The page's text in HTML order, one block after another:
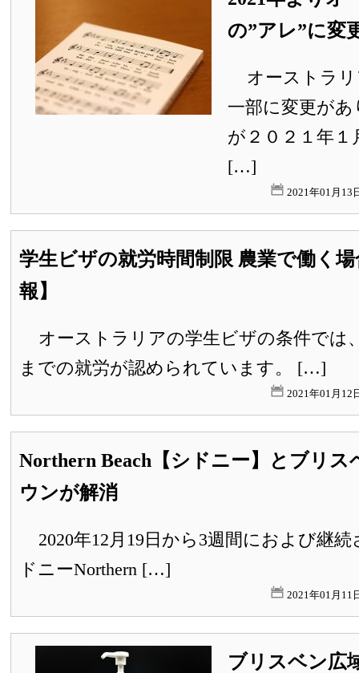
の”アレ”に変
オーストラリ
一部に変更が
が２０２１年１
[…]
2021年01月13
学生ビザの就労時間制限 農業で働く
報】
オーストラリアの学生ビザの条件では
までの就労が認められています。 […]
2021年01月12
Northern Beach【シドニー】とブリ
ウンが解消
2020年12月19日から3週間におよび継
ドニーNorthern […]
2021年01月11
ブリスベン広